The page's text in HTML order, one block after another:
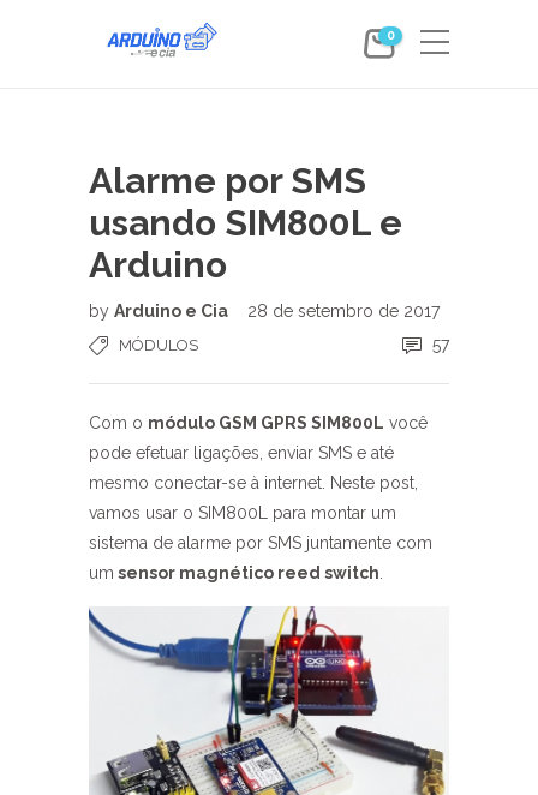
0
Alarme por SMS
usando SIM800L e
Arduino
by Arduino e Cia 28 de setembro de 2017
MÓDULOS 57
Com o módulo GSM GPRS SIM800L você
pode efetuar ligações, enviar SMS e até
mesmo conectar-se à internet. Neste post,
vamos usar o SIM800L para montar um
sistema de alarme por SMS juntamente com
um sensor magnético reed switch